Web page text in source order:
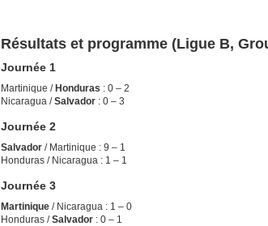
Résultats et programme (Ligue B,
Journée 1
Martinique / Honduras : 0 – 2
Nicaragua /Salvador : 0 – 3
Journée 2
Salvador / Martinique : 9 – 1
Honduras / Nicaragua : 1 – 1
Journée 3
Martinique / Nicaragua : 1 – 0
Honduras /Salvador : 0 – 1